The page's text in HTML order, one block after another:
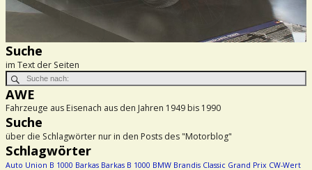
Suche
im Text der Seiten
AWE
Fahrzeuge aus Eisenach aus den Jahren 1949 bis 1990
Suche
über die Schlagwörter nur in den Posts des "Motorblog"
Schlagwörter
Auto Union B 1000 Barkas Barkas B 1000 BMW Brandis Classic Grand Prix CW-Wert